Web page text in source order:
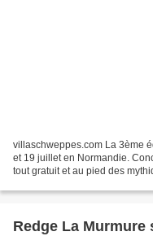
villaschweppes.com La 3ème
et 19 juillet en Normandie.
tout gratuit et au pied des
Redge La Murmure